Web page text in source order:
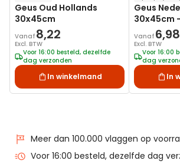
Geus Oud Hollands
30x45cm
Vanaf 8,22
Excl. BTW
Voor 16:00 besteld, dezelfde
dag verzonden
In winkelmand
Geus
30x45cm
Vanaf 6,98
Excl. BTW
Voor 16:00
dag
In
Meer dan 100.000 vlaggen op
Voor 16:00 besteld, dezelfde dag